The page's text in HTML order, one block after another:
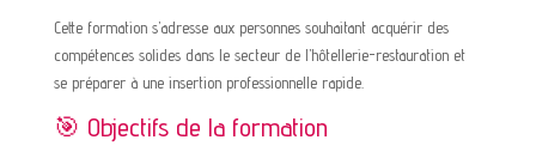
Cette formation s’adresse aux personnes souhaitant acquérir des
compétences solides dans le secteur de l’hôtellerie-restauration et
se préparer à une insertion professionnelle rapide.
🎯 Objectifs de la formation